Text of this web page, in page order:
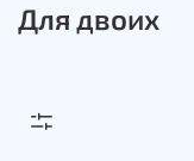
Для двоих